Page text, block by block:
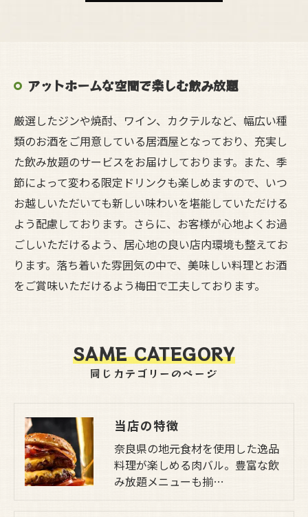
アットホームな空間で楽しむ飲み放題
厳選したジンや焼酎、ワイン、カクテルなど、幅広い種
類のお酒をご用意している居酒屋となっており、充実し
た飲み放題のサービスをお届けしております。また、季
節によって変わる限定ドリンクも楽しめますので、いつ
お越しいただいても新しい味わいを堪能していただける
よう配慮しております。さらに、お客様が心地よくお過
ごしいただけるよう、居心地の良い店内環境も整えてお
ります。落ち着いた雰囲気の中で、美味しい料理とお酒
をご賞味いただけるよう梅田で工夫しております。
同じカテゴリーのページ
SAME CATEGORY
当店の特徴
奈良県の地元食材を使用した逸品
料理が楽しめる肉バル。豊富な飲
み放題メニューも揃…